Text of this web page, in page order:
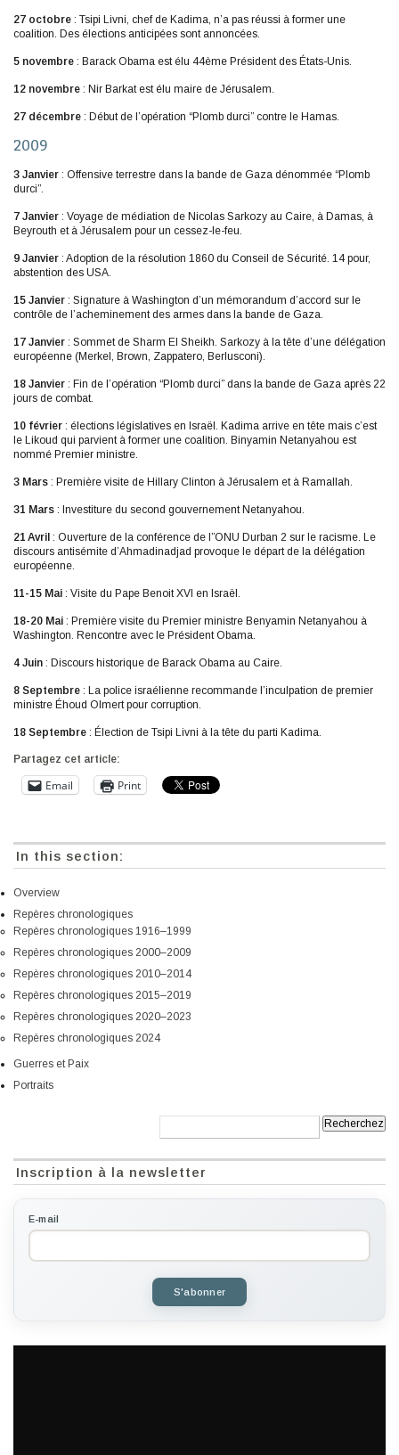
27 octobre : Tsipi Livni, chef de Kadima, n’a pas réussi à former une
coalition. Des élections anticipées sont annoncées.
5 novembre : Barack Obama est élu 44ème Président des États-Unis.
12 novembre : Nir Barkat est élu maire de Jérusalem.
27 décembre : Début de l’opération “Plomb durci” contre le Hamas.
2009
3 Janvier : Offensive terrestre dans la bande de Gaza dénommée “Plomb
durci”.
7 Janvier : Voyage de médiation de Nicolas Sarkozy au Caire, à Damas, à
Beyrouth et à Jérusalem pour un cessez-le-feu.
9 Janvier : Adoption de la résolution 1860 du Conseil de Sécurité. 14 pour,
abstention des USA.
15 Janvier : Signature à Washington d’un mémorandum d’accord sur le
contrôle de l’acheminement des armes dans la bande de Gaza.
17 Janvier : Sommet de Sharm El Sheikh. Sarkozy à la tête d’une délégation
européenne (Merkel, Brown, Zappatero, Berlusconi).
18 Janvier : Fin de l’opération “Plomb durci” dans la bande de Gaza après 22
jours de combat.
10 février : élections législatives en Israël. Kadima arrive en tête mais c’est
le Likoud qui parvient à former une coalition. Binyamin Netanyahou est
nommé Premier ministre.
3 Mars : Première visite de Hillary Clinton à Jérusalem et à Ramallah.
31 Mars : Investiture du second gouvernement Netanyahou.
21 Avril : Ouverture de la conférence de l”ONU Durban 2 sur le racisme. Le
discours antisémite d’Ahmadinadjad provoque le départ de la délégation
européenne.
11-15 Mai : Visite du Pape Benoit XVI en Israël.
18-20 Mai : Première visite du Premier ministre Benyamin Netanyahou à
Washington. Rencontre avec le Président Obama.
4 Juin : Discours historique de Barack Obama au Caire.
8 Septembre : La police israélienne recommande l’inculpation de premier
ministre Éhoud Olmert pour corruption.
18 Septembre : Élection de Tsipi Livni à la tête du parti Kadima.
Partagez cet article:
Email Print
In this section:
Overview
Repères chronologiques
Repères chronologiques 1916–1999
Repères chronologiques 2000–2009
Repères chronologiques 2010–2014
Repères chronologiques 2015–2019
Repères chronologiques 2020–2023
Repères chronologiques 2024
Guerres et Paix
Portraits
Inscription à la newsletter
E-mail
S'abonner